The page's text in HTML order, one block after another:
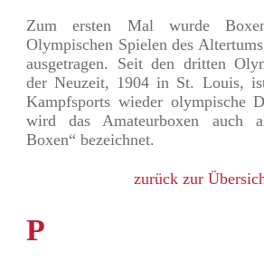
Zum ersten Mal wurde
Olympischen Spielen des
ausgetragen. Seit den dritten
der Neuzeit, 1904 in St. Louis,
Kampfsports wieder olympische
wird das Amateurboxen auch
Boxen“ bezeichnet.
zurück zur
P